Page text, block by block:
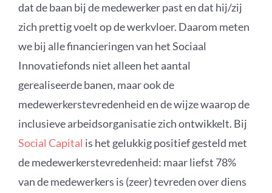
dat de baan bij de medewerker past en dat hij/zij
zich prettig voelt op de werkvloer. Daarom meten
we bij alle financieringen van het Sociaal
Innovatiefonds niet alleen het aantal
gerealiseerde banen, maar ook de
medewerkerstevredenheid en de wijze waarop de
inclusieve arbeidsorganisatie zich ontwikkelt. Bij
Social Capital is het gelukkig positief gesteld met
de medewerkerstevredenheid: maar liefst 78%
van de medewerkers is (zeer) tevreden over diens